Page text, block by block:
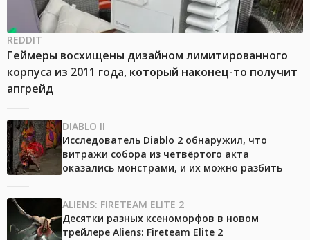
REDDIT
Геймеры восхищены дизайном лимитированного
корпуса из 2011 года, который наконец-то получит
апгрейд
DIABLO II
Исследователь Diablo 2 обнаружил, что
витражи собора из четвёртого акта
оказались монстрами, и их можно разбить
ALIENS: FIRETEAM ELITE 2
Десятки разных ксеноморфов в новом
трейлере Aliens: Fireteam Elite 2